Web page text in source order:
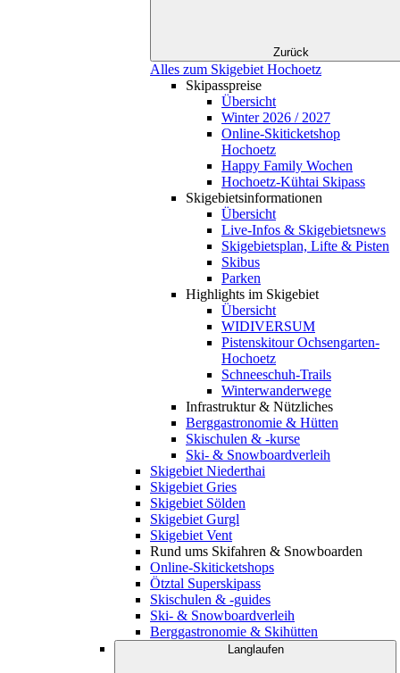
Zurück
Alles zum Skigebiet Hochoetz
Skipasspreise
Übersicht
Winter 2026 / 2027
Online-Skiticketshop
Hochoetz
Happy Family Wochen
Hochoetz-Kühtai Skipass
Skigebietsinformationen
Übersicht
Live-Infos & Skigebietsnews
Skigebietsplan, Lifte & Pisten
Skibus
Parken
Highlights im Skigebiet
Übersicht
WIDIVERSUM
Pistenskitour Ochsengarten-
Hochoetz
Schneeschuh-Trails
Winterwanderwege
Infrastruktur & Nützliches
Berggastronomie & Hütten
Skischulen & -kurse
Ski- & Snowboardverleih
Skigebiet Niederthai
Skigebiet Gries
Skigebiet Sölden
Skigebiet Gurgl
Skigebiet Vent
Rund ums Skifahren & Snowboarden
Online-Skiticketshops
Ötztal Superskipass
Skischulen & -guides
Ski- & Snowboardverleih
Berggastronomie & Skihütten
Langlaufen